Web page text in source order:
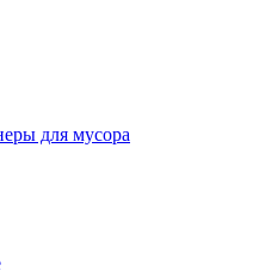
для мусора